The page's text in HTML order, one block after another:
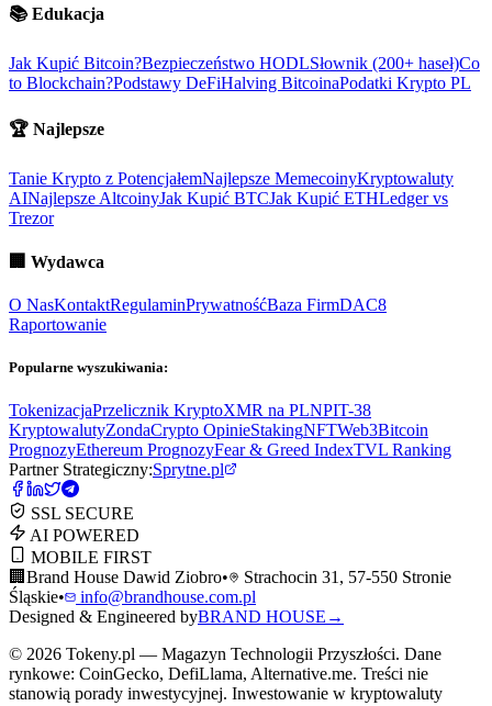
📚 Edukacja
Jak Kupić Bitcoin?Bezpieczeństwo HODLSłownik (200+ haseł)Co
to Blockchain?Podstawy DeFiHalving BitcoinaPodatki Krypto PL
🏆 Najlepsze
Tanie Krypto z PotencjałemNajlepsze MemecoinyKryptowaluty
AINajlepsze AltcoinyJak Kupić BTCJak Kupić ETHLedger vs
Trezor
🏢 Wydawca
O NasKontaktRegulaminPrywatnośćBaza FirmDAC8
Raportowanie
Popularne wyszukiwania:
TokenizacjaPrzelicznik KryptoXMR na PLNPIT-38
KryptowalutyZondaCrypto OpinieStakingNFTWeb3Bitcoin
PrognozyEthereum PrognozyFear & Greed IndexTVL Ranking
Partner Strategiczny:Sprytne.pl
SSL SECURE
AI POWERED
MOBILE FIRST
🏢 Brand House Dawid Ziobro•
Strachocin 31, 57-550 Stronie
Śląskie•
info@brandhouse.com.pl
Designed & Engineered byBRAND HOUSE →
© 2026 Tokeny.pl — Magazyn Technologii Przyszłości. Dane
rynkowe: CoinGecko, DefiLlama, Alternative.me. Treści nie
stanowią porady inwestycyjnej. Inwestowanie w kryptowaluty